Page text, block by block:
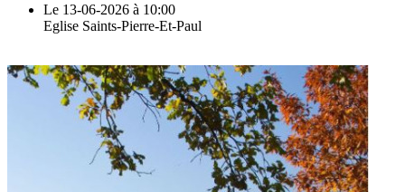
Le 13-06-2026 à 10:00
Eglise Saints-Pierre-Et-Paul